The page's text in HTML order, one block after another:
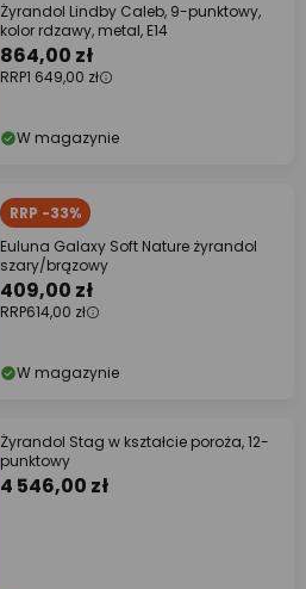
Żyrandol Lindby Caleb, 9-punktowy,
kolor rdzawy, metal, E14
864,00 zł
RRP1 649,00 zł
W magazynie
RRP -33%
Euluna Galaxy Soft Nature żyrandol
szary/brązowy
409,00 zł
RRP614,00 zł
W magazynie
Żyrandol Stag w kształcie poroża, 12-
punktowy
4 546,00 zł